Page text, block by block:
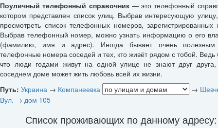
Поуличный телефонный справочник— это телефонный
котором представлен список улиц. Выбрав интересующую
просмотреть список телефонных номеров,
Выбрав телефонный номер, можно узнать информацию о его
(фамилию, имя и адрес). Иногда бывает очень полезным
телефонные номера соседей и тех, кто живёт рядом с тобой. Ведь
что люди годами живут на одной улице не знают друг
соседнем доме может жить любовь всей их жизни.
Путь: Украина → Компанеевка →
Вул. → дом 105
Список проживающих по данному адресу: